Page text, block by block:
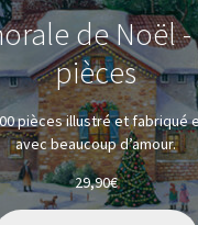
de Noël -
pièces
pièces illustré et fabriqué
avec beaucoup d’amour.
29,90€